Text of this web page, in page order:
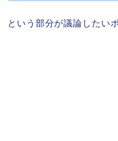
という部分が議論したい